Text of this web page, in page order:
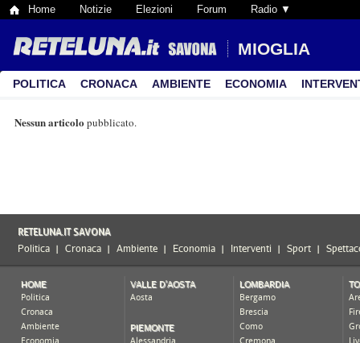
Home Notizie Elezioni Forum Radio ▼
MIOGLIA
POLITICA CRONACA AMBIENTE ECONOMIA
Nessun articolo pubblicato.